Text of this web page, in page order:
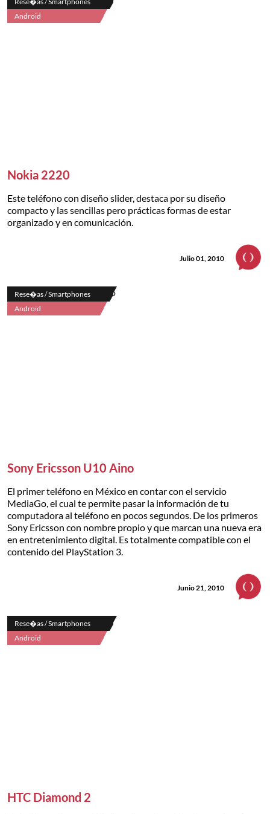
Android
Nokia 2220
Este teléfono con diseño slider, destaca por su diseño
compacto y las sencillas pero prácticas formas de estar
organizado y en comunicación.
Julio 01, 2010
Rese�as / Smartphones
Android
Sony Ericsson U10 Aino
El primer teléfono en México en contar con el servicio
MediaGo, el cual te permite pasar la información de tu
computadora al teléfono en pocos segundos. De los primeros
Sony Ericsson con nombre propio y que marcan una nueva era
en entretenimiento digital. Es totalmente compatible con el
contenido del PlayStation 3.
Junio 21, 2010
Rese�as / Smartphones
Android
HTC Diamond 2